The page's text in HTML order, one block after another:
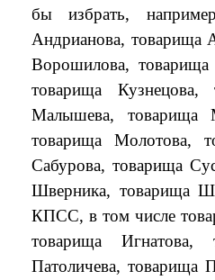
бы избрать,
Андрианова, товарища
Ворошилова, товарища
товарища Кузнецова,
Малышева, товарища
товарища Молотова,
Сабурова, товарища
Шверника, товарища
КПСС, в том числе
товарища Игнатова,
Патоличева, товарища